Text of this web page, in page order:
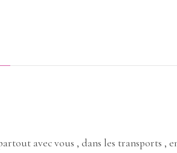
avec vous , dans les transports ,